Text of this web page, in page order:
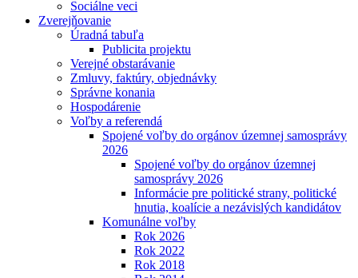
Sociálne veci
Zverejňovanie
Úradná tabuľa
Publicita projektu
Verejné obstarávanie
Zmluvy, faktúry, objednávky
Správne konania
Hospodárenie
Voľby a referendá
Spojené voľby do orgánov územnej samosprávy
2026
Spojené voľby do orgánov územnej
samosprávy 2026
Informácie pre politické strany, politické
hnutia, koalície a nezávislých kandidátov
Komunálne voľby
Rok 2026
Rok 2022
Rok 2018